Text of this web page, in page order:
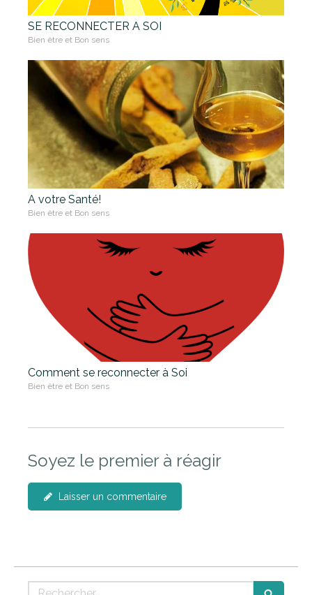
SE RECONNECTER A SOI
Bien être et Bon sens
A votre Santé!
Bien être et Bon sens
Comment se reconnecter à Soi
Bien être et Bon sens
Soyez le premier à réagir
Laisser un commentaire
Rechercher